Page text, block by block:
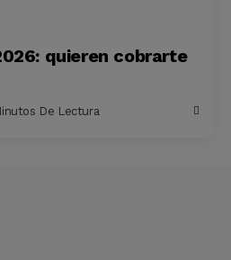
quieren cobrarte
De Lectura